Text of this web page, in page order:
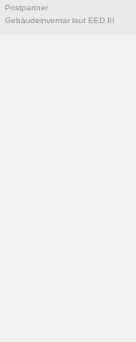
Postpartner
Gebäudeinventar laut EED III